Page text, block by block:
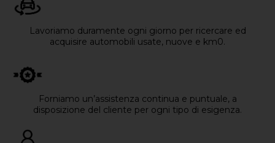
Lavoriamo duramente ogni giorno per ricercare ed
acquisire automobili usate, nuove e km0.
Forniamo un’assistenza continua e puntuale, a
disposizione del cliente per ogni tipo di esigenza.